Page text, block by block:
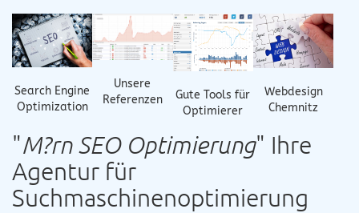
Search Engine
Optimization
Unsere
Referenzen
Gute Tools für
Optimierer
Webdesign
Chemnitz
"M?rn SEO Optimierung" Ihre
Agentur für
Suchmaschinenoptimierung